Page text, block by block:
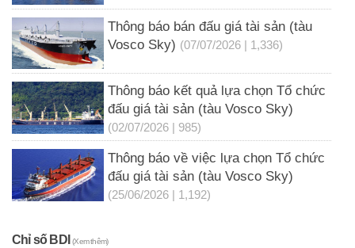
Thông báo bán đấu giá tài sản (tàu
Vosco Sky) (07/07/2026 | 1,336)
Thông báo kết quả lựa chọn Tổ chức
đấu giá tài sản (tàu Vosco Sky)
(02/07/2026 | 985)
Thông báo về việc lựa chọn Tổ chức
đấu giá tài sản (tàu Vosco Sky)
(25/06/2026 | 1,192)
Chỉ số BDI(Xem thêm)